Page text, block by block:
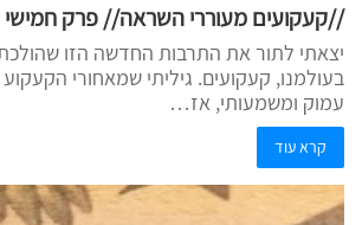
//קעקועים מעוררי השראה// פרק
יצאתי לתור את התרבות החדשה הזו
בעולמנו, קעקועים. גיליתי שמאחורי
עמוק ומשמעותי, אז…
קרא עוד